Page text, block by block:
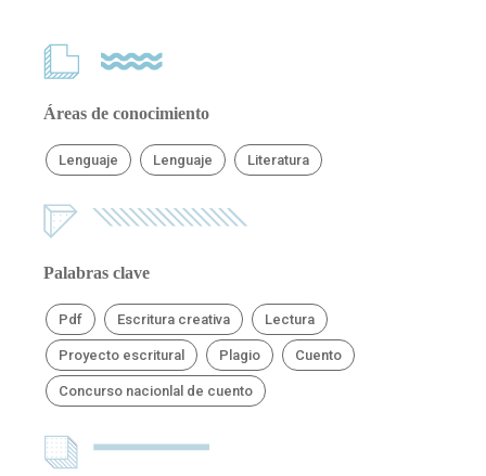
Áreas de conocimiento
Lenguaje Lenguaje Literatura
Palabras clave
Pdf Escritura creativa Lectura
Proyecto escritural Plagio Cuento
Concurso nacionlal de cuento